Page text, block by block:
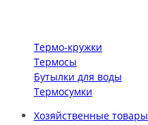
Термо-кружки
Термосы
Бутылки для воды
Термосумки
Хозяйственные товары